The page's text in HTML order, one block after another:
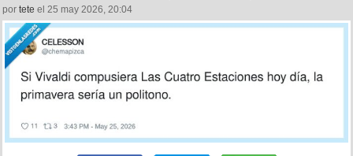
por tete el 25 may 2026, 20:04